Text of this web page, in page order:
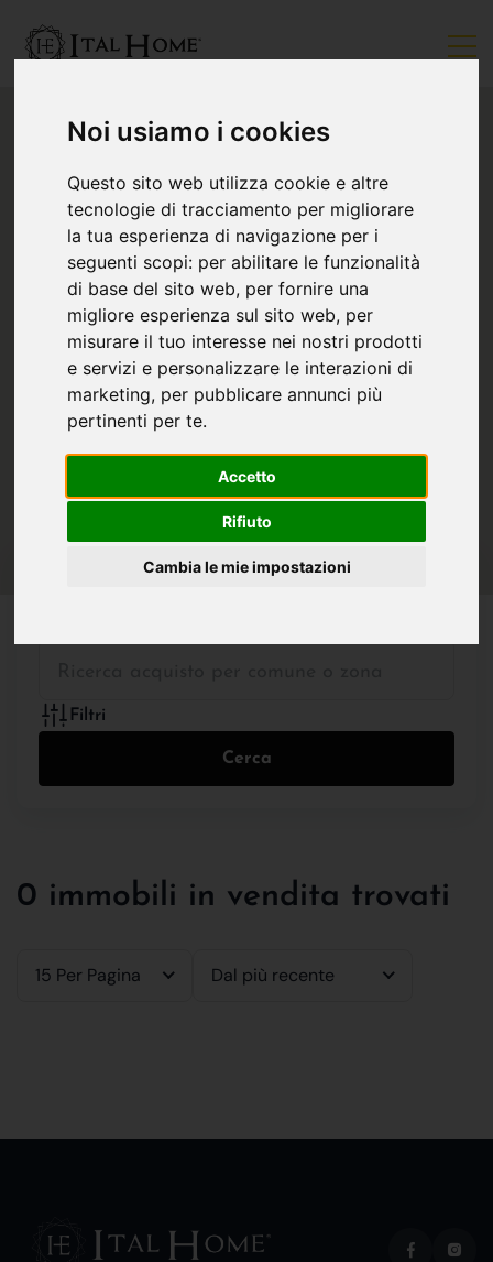
Noi usiamo i cookies
Questo sito web utilizza cookie e altre
tecnologie di tracciamento per migliorare
la tua esperienza di navigazione per i
seguenti scopi: per abilitare le funzionalità
di base del sito web, per fornire una
migliore esperienza sul sito web, per
misurare il tuo interesse nei nostri prodotti
e servizi e personalizzare le interazioni di
marketing, per pubblicare annunci più
pertinenti per te.
Accetto
Rifiuto
Cambia le mie impostazioni
Filtri
Cerca
0 immobili in vendita trovati
15 Per Pagina Dal più recente